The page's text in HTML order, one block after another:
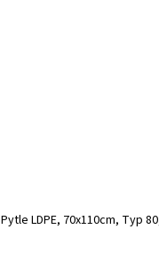
Pytle LDPE, 70x110cm, Typ